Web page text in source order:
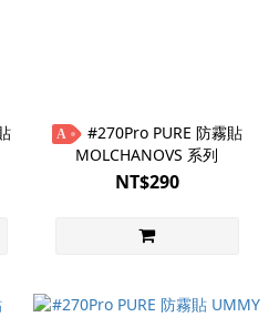
A
MOLCHANOVS 系列
NT$290